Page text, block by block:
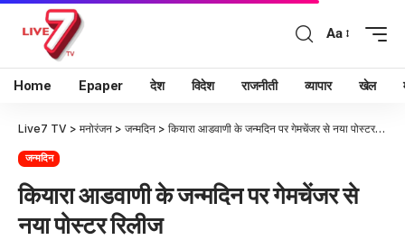
Aa
Home Epaper देश विदेश राजनीती व्यापार खेल
Live7 TV > मनोरंजन > जन्मदिन > कियारा आडवाणी के जन्मदिन पर गेमचेंजर से नया पोस्टर रिलीज
जन्मदिन
कियारा आडवाणी के जन्मदिन पर गेमचेंजर से
नया पोस्टर रिलीज